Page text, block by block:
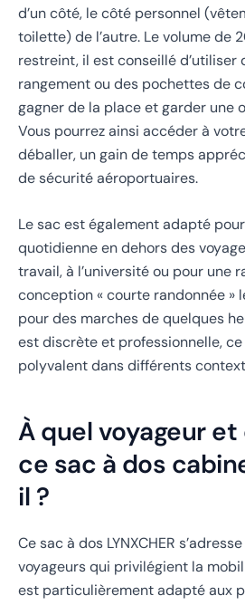
d’un côté, le côté personnel
toilette) de l’autre. Le volume de
restreint, il est conseillé d’utiliser
rangement ou des pochettes de
gagner de la place et garder une
Vous pourrez ainsi accéder à
déballer, un gain de temps
de sécurité aéroportuaires.
Le sac est également adapté
quotidienne en dehors des
travail, à l’université ou pour une
conception « courte randonnée »
pour des marches de quelques
est discrète et professionnelle,
polyvalent dans différents
À quel voyageur et
ce sac à dos
il ?
Ce sac à dos LYNXCHER
voyageurs qui privilégient la
est particulièrement adapté aux